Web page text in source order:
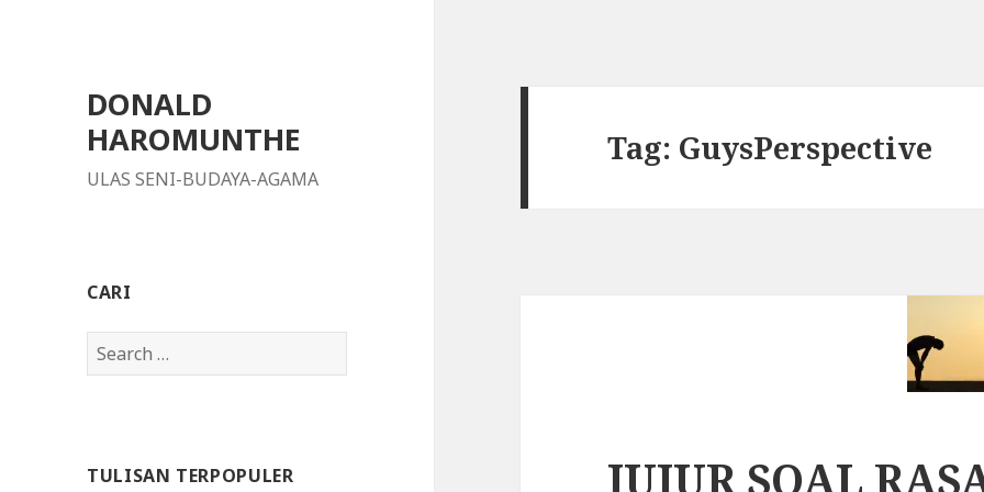
DONALD
HAROMUNTHE
ULAS SENI-BUDAYA-AGAMA
CARI
S
e
h
TULISAN TERPOPULER
Tag: GuysPerspective
JUJUR SOAL